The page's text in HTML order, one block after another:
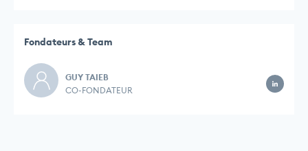
Fondateurs & Team
GUY TAIEB
CO-FONDATEUR